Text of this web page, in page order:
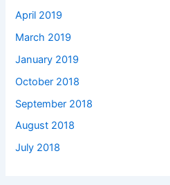
April 2019
March 2019
January 2019
October 2018
September 2018
August 2018
July 2018